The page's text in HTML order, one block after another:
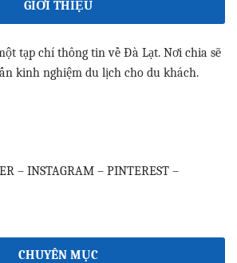
GIỚI THIỆU
tạp chí thông tin về Đà Lạt. Nơi chia sẽ
kinh nghiệm du lịch cho du khách.
– INSTAGRAM – PINTEREST –
CHUYÊN MỤC